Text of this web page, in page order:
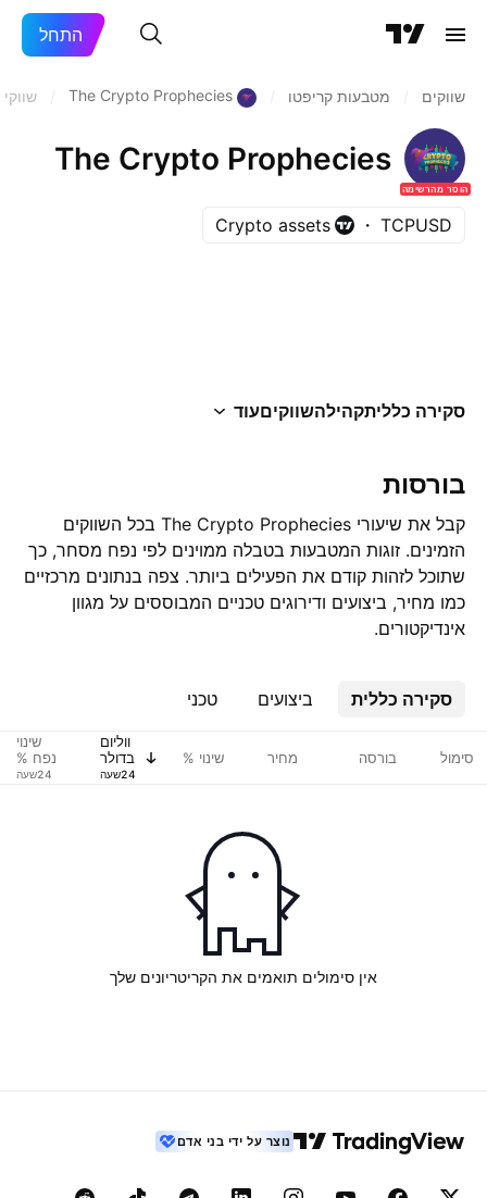
התחל
שווקים מטבעות קריפטו The Crypto Prophecies
הוסר מהרשימה
The Crypto Prophecies
TCPUSD
Crypto assets
סקירה כלליתקהילהשווקיםעוד
בורסות
קבל את שיעורי The Crypto Prophecies בכל השווקים
הזמינים. זוגות המטבעות בטבלה ממוינים לפי נפח מסחר, כך
שתוכל לזהות קודם את הפעילים ביותר. צפה בנתונים מרכזיים
כמו מחיר, ביצועים ודירוגים טכניים המבוססים על מגוון
אינדיקטורים.
סקירה כללית ביצועים טכני
סימול בורסה מחיר שינוי %
ווליום
בדולר
ארה"ב
שינוי
נפח %
אין סימולים תואמים את הקריטריונים שלך
נוצר על ידי בני אדם